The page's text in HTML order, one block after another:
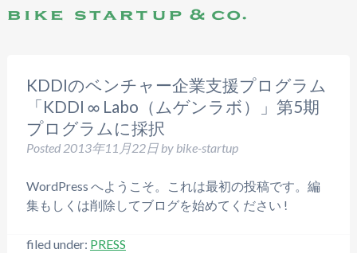
KDDIのベンチャー企業支援プログラム
「KDDI ∞ Labo（ムゲンラボ）」第5期
プログラムに採択
Posted 2013年11月22日 by bike-startup
WordPress へようこそ。これは最初の投稿です。編
集もしくは削除してブログを始めてください !
filed under: PRESS